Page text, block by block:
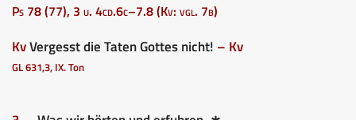
Ps 78 (77), 3 u. 4cd.6c–7.8 (Kv: vgl. 7b)
KvVergesst die Taten Gottes nicht! – Kv
GL 631,3, IX. Ton